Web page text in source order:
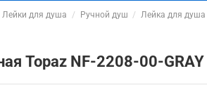
Лейки для душа Ручной душ Лейка для душа
Topaz NF-2208-00-